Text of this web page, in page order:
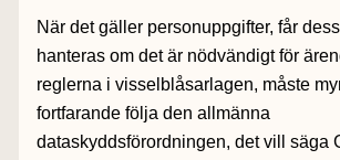
När det gäller personuppgifter, får
hanteras om det är nödvändigt för
reglerna i visselblåsarlagen, måste
fortfarande följa den allmänna
dataskyddsförordningen, det vill säga